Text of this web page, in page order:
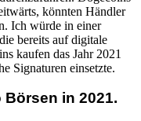
könnten Händler
Ich würde in einer
bereits auf digitale
kaufen das Jahr 2021
Signaturen einsetzte.
in 2021.